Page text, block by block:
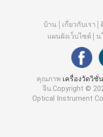
บ้าน เกี่ยวกับเรา
แผนผังเว็บไซต์
น
คุณภาพ เครื่องวัดวิชั่
จีน.Copyright ©
Optical Instrument